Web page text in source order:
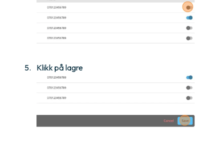
Klikk på lagre